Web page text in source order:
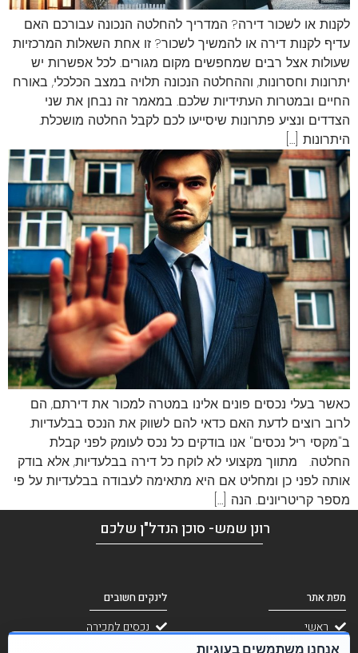
לקנות או לשכור דירה? המדריך להחלטה הנכונה עבורכם האם
עדיף לקנות דירה או להמשיך לשכור? זו אחת השאלות המרכזיות
שעולות אצל רבים שמחפשים מקום מגורים. לכל אפשרות יש
יתרונות וחסרונות, וההחלטה הנכונה תלויה במצב הכלכלי, באורח
החיים ובמטרות העתידיות שלכם. במאמר זה נבחן את שני
הצדדים ונציע פתרונות שיסייעו לכם לקבל החלטה מושכלת.
היתרונות […]
כאשר בעלי נכסים פונים אלינו במטרה למכור את דירתם, הם
לרוב רוצים לדעת האם כדאי להם לשווק את הנכס בבלעדיות.
ב"מקסי ריל נכסים" אנו בודקים כל נכס לעומק לפני קבלת
החלטה. מתווך מקצועי לא לוקח כל דירה בבלעדיות, אלא בודק
אותה לפני כן ומחליט אם היא מתאימה לעבודה בבלעדיות על פי
מספר קריטריונים. הנה […]
רונן שמש- סוכן הנדל"ן שלכם
מפת אתר
ראשי
אודות
לינקים חשובים
נכסים למכירה